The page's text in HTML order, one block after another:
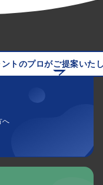
ントのプロがご提案いた
へ